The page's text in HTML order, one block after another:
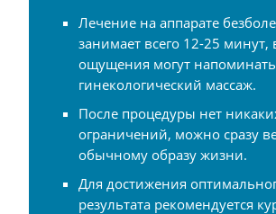
Лечение на аппарате
занимает всего 12-25 минут,
ощущения могут
гинекологический массаж.
После процедуры нет
ограничений, можно сразу
обычному образу жизни.
Для достижения
результата рекомендуется